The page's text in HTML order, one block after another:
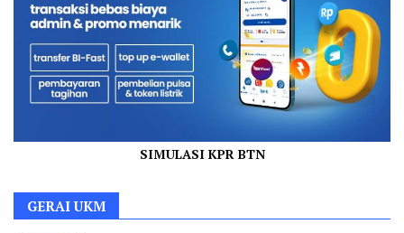
SIMULASI KPR BTN
GERAI UKM